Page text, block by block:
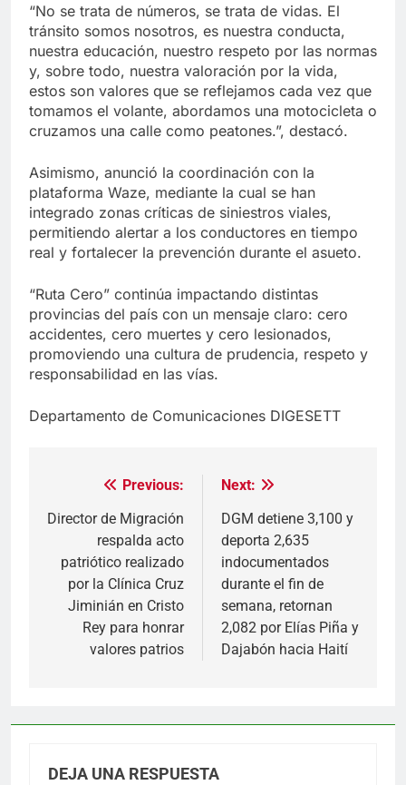
“No se trata de números, se trata de vidas. El
tránsito somos nosotros, es nuestra conducta,
nuestra educación, nuestro respeto por las normas
y, sobre todo, nuestra valoración por la vida,
estos son valores que se reflejamos cada vez que
tomamos el volante, abordamos una motocicleta o
cruzamos una calle como peatones.”, destacó.
Asimismo, anunció la coordinación con la
plataforma Waze, mediante la cual se han
integrado zonas críticas de siniestros viales,
permitiendo alertar a los conductores en tiempo
real y fortalecer la prevención durante el asueto.
“Ruta Cero” continúa impactando distintas
provincias del país con un mensaje claro: cero
accidentes, cero muertes y cero lesionados,
promoviendo una cultura de prudencia, respeto y
responsabilidad en las vías.
Departamento de Comunicaciones DIGESETT
Navegación
de
entradas
Previous:
Director de Migración
respalda acto
patriótico realizado
por la Clínica Cruz
Jiminián en Cristo
Rey para honrar
valores patrios
Next:
DGM detiene 3,100 y
deporta 2,635
indocumentados
durante el fin de
semana, retornan
2,082 por Elías Piña y
Dajabón hacia Haití
DEJA UNA RESPUESTA